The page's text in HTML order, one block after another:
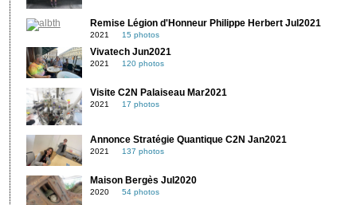
Remise Légion d'Honneur Philippe Herbert Jul2021
2021 15 photos
Vivatech Jun2021
2021 120 photos
Visite C2N Palaiseau Mar2021
2021 17 photos
Annonce Stratégie Quantique C2N Jan2021
2021 137 photos
Maison Bergès Jul2020
2020 54 photos